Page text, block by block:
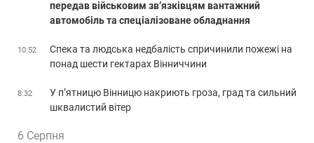
передав військовим зв’язківцям вантажний
автомобіль та спеціалізоване обладнання
10:52
Спека та людська недбалість спричинили пожежі на
понад шести гектарах Вінниччини
8:32
У п’ятницю Вінницю накриють гроза, град та сильний
шквалистий вітер
6 Серпня